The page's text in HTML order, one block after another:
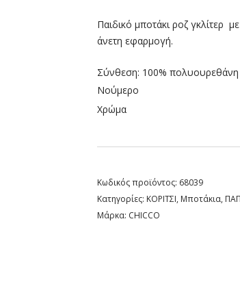
Παιδικό μποτάκι ροζ γκλίτερ
άνετη εφαρμογή.
Σύνθεση: 100% πολυουρεθάνη
Νούμερο
Χρώμα
Κωδικός προϊόντος: 68039
Κατηγορίες: ΚΟΡΙΤΣΙ, Μποτάκια,
Μάρκα: CHICCO